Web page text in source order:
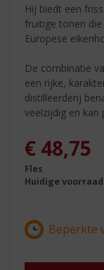
Hij biedt een
fruitige tonen
Europese
De combinatie
een rijke,
distilleerderij
veelzijdig en
€ 48,75
Fles
Huidige